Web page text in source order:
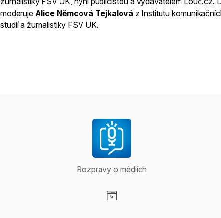
moderuje Alice Němcová Tejkalová z Institutu
studií a žurnalistiky FSV UK.
Rozpravy o médiích